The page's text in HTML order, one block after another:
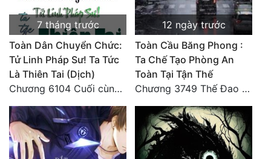
7 tháng trước
Toàn Dân Chuyển Chức:
Tử Linh Pháp Sư! Ta Tức
Là Thiên Tai (Dịch)
Chương 6104 Cuối cùng (HẾT)
12 ngày trước
Toàn Cầu Băng Phong :
Ta Chế Tạo Phòng An
Toàn Tại Tận Thế
Chương 3749 Thế Đao xuất kích